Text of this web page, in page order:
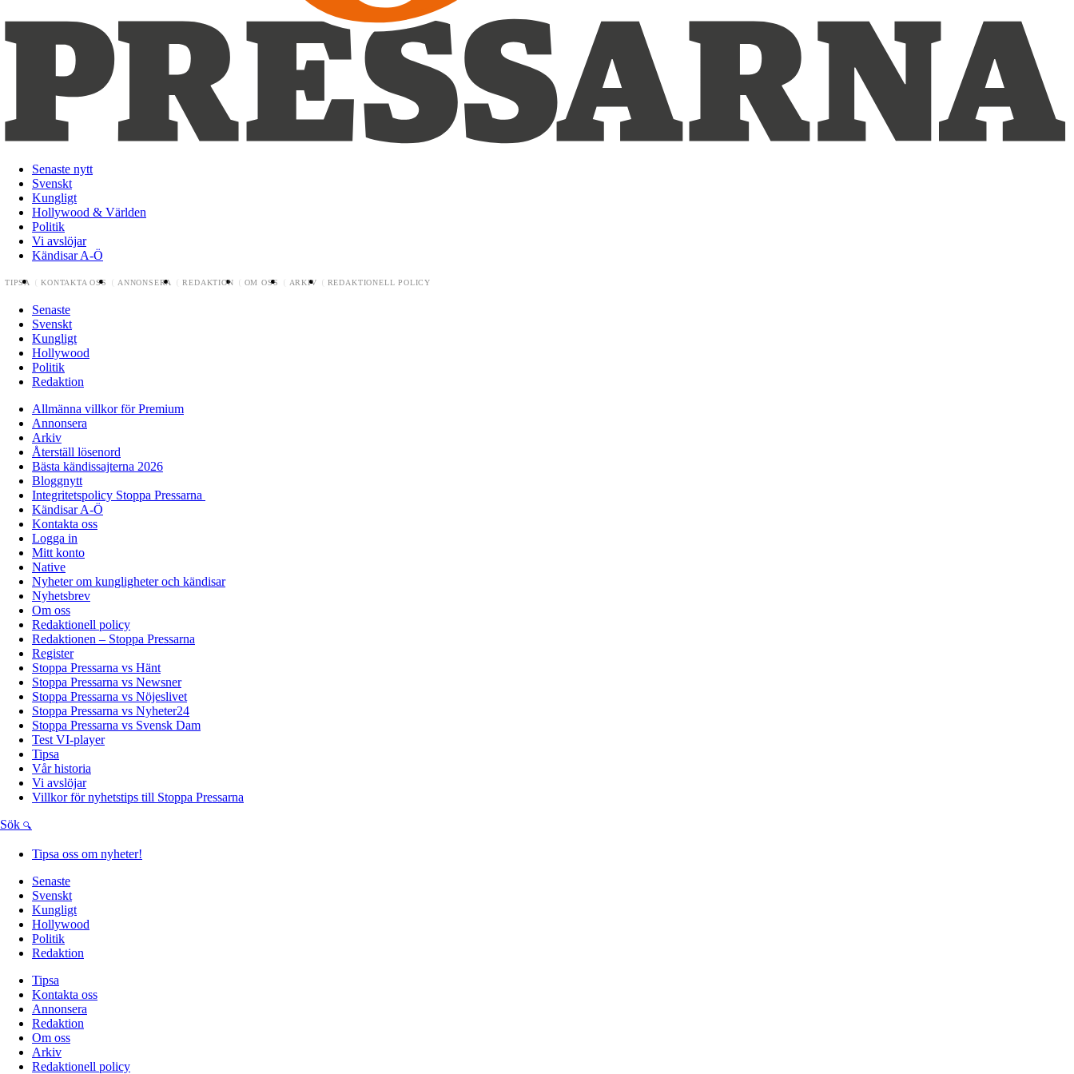
Senaste nytt
Svenskt
Kungligt
Hollywood & Världen
Politik
Vi avslöjar
Kändisar A-Ö
TIPSA KONTAKTA OSS ANNONSERA REDAKTION OM OSS ARKIV REDAKTIONELL POLICY
Senaste
Svenskt
Kungligt
Hollywood
Politik
Redaktion
Allmänna villkor för Premium
Annonsera
Arkiv
Återställ lösenord
Bästa kändissajterna 2026
Bloggnytt
Integritetspolicy Stoppa Pressarna
Kändisar A-Ö
Kontakta oss
Logga in
Mitt konto
Native
Nyheter om kungligheter och kändisar
Nyhetsbrev
Om oss
Redaktionell policy
Redaktionen – Stoppa Pressarna
Register
Stoppa Pressarna vs Hänt
Stoppa Pressarna vs Newsner
Stoppa Pressarna vs Nöjeslivet
Stoppa Pressarna vs Nyheter24
Stoppa Pressarna vs Svensk Dam
Test VI-player
Tipsa
Vår historia
Vi avslöjar
Villkor för nyhetstips till Stoppa Pressarna
Sök
Tipsa oss om nyheter!
Senaste
Svenskt
Kungligt
Hollywood
Politik
Redaktion
Tipsa
Kontakta oss
Annonsera
Redaktion
Om oss
Arkiv
Redaktionell policy